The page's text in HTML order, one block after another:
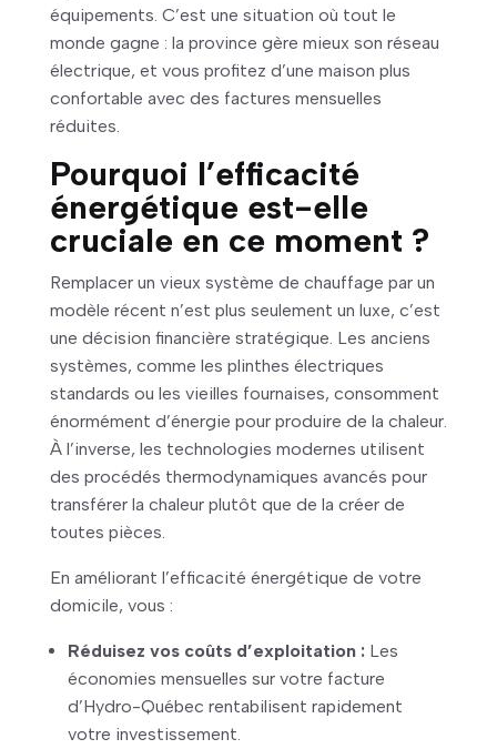
équipements. C’est une situation où tout le
monde gagne : la province gère mieux son réseau
électrique, et vous profitez d’une maison plus
confortable avec des factures mensuelles
réduites.
Pourquoi l’efficacité
énergétique est-elle
cruciale en ce moment ?
Remplacer un vieux système de chauffage par un
modèle récent n’est plus seulement un luxe, c’est
une décision financière stratégique. Les anciens
systèmes, comme les plinthes électriques
standards ou les vieilles fournaises, consomment
énormément d’énergie pour produire de la chaleur.
À l’inverse, les technologies modernes utilisent
des procédés thermodynamiques avancés pour
transférer la chaleur plutôt que de la créer de
toutes pièces.
En améliorant l’efficacité énergétique de votre
domicile, vous :
Réduisez vos coûts d’exploitation :Les
économies mensuelles sur votre facture
d’Hydro-Québec rentabilisent rapidement
votre investissement.